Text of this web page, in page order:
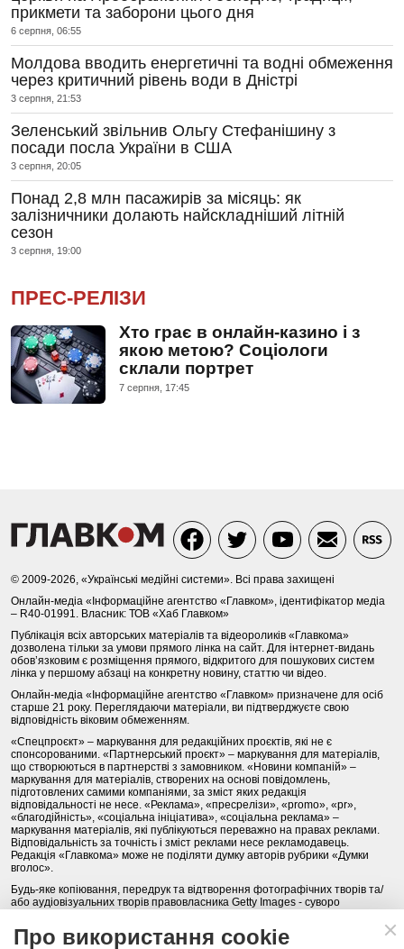
прикмети та заборони цього дня
6 серпня, 06:55
Молдова вводить енергетичні та водні обмеження
через критичний рівень води в Дністрі
3 серпня, 21:53
Зеленський звільнив Ольгу Стефанішину з
посади посла України в США
3 серпня, 20:05
Понад 2,8 млн пасажирів за місяць: як
залізничники долають найскладніший літній
сезон
3 серпня, 19:00
ПРЕС-РЕЛІЗИ
Хто грає в онлайн-казино і з
якою метою? Соціологи
склали портрет
7 серпня, 17:45
© 2009-2026, «Українські медійні системи». Всі права захищені
Онлайн-медіа «Інформаційне агентство «Главком», ідентифікатор медіа
– R40-01991. Власник: ТОВ «Хаб Главком»
Публікація всіх авторських матеріалів та відеороликів «Главкома»
дозволена тільки за умови прямого лінка на сайт. Для інтернет-видань
обов’язковим є розміщення прямого, відкритого для пошукових систем
лінка у першому абзаці на конкретну новину, статтю чи відео.
Онлайн-медіа «Інформаційне агентство «Главком» призначене для осіб
старше 21 року. Переглядаючи матеріали, ви підтверджуєте свою
відповідність віковим обмеженням.
«Спецпроєкт» – маркування для редакційних проєктів, які не є
спонсорованими. «Партнерський проєкт» – маркування для матеріалів,
що створюються в партнерстві з замовником. «Новини компаній» –
маркування для матеріалів, створених на основі повідомлень,
підготовлених самими компаніями, за зміст яких редакція
відповідальності не несе. «Реклама», «пресрелізи», «promo», «pr»,
«благодійність», «соціальна ініціатива», «соціальна реклама» –
маркування матеріалів, які публікуються переважно на правах реклами.
Відповідальність за точність і зміст реклами несе рекламодавець.
Редакція «Главкома» може не поділяти думку авторів рубрики «Думки
вголос».
Будь-яке копіювання, передрук та відтворення фотографічних творів та/
або аудіовізуальних творів правовласника Getty Images - суворо
Політика конфіденційності (Privacy Policy). Правила сайту
Про використання cookie